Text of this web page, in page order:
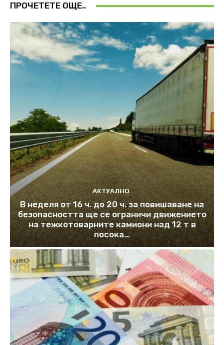
ПРОЧЕТЕТЕ ОЩЕ..
АКТУАЛНО
В неделя от 16 ч. до 20 ч. за повишаване на
безопасността ще се ограничи движението
на тежкотоварните камиони над 12 т в
посока...